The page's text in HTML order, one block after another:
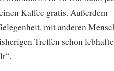
Kaffee gratis. Außerdem
mit anderen
Treffen schon